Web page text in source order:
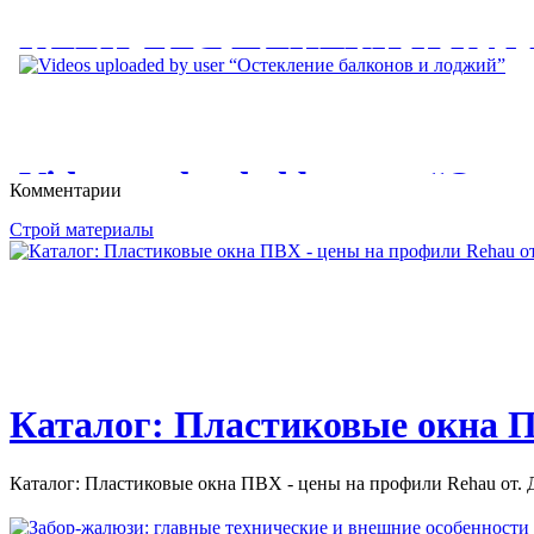
И САУНЫ; КАКУЮ
КАК ПОСТРОИТЬ БАНЮ И САУНУ: РЕКОМЕНДАЦИИ ПО
ОТДЕЛКИ БАНИ И САУНЫ;...
КЛЕИ ДЛЯ ПЛИТКИ И
Videos uploaded by user
балконов и лоджий”
Комментарии
Строй материалы
Каталог: Пластиковые окна
Каталог: Пластиковые окна ПВХ - цены на профили Rehau от.